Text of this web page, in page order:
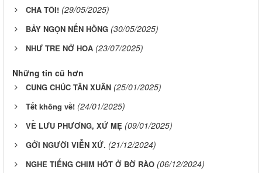
CHA TÔI! (29/05/2025)
BẢY NGỌN NẾN HỒNG (30/05/2025)
NHƯ TRE NỞ HOA (23/07/2025)
Những tin cũ hơn
CUNG CHÚC TÂN XUÂN (25/01/2025)
Tết không về! (24/01/2025)
VỀ LƯU PHƯƠNG, XỨ MẸ (09/01/2025)
GỞI NGƯỜI VIỄN XỨ. (21/12/2024)
NGHE TIẾNG CHIM HÓT Ở BỜ RÀO (06/12/2024)